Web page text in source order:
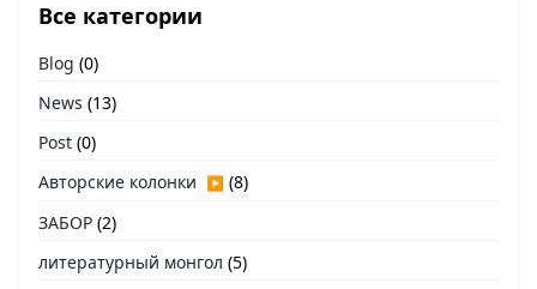
Все категории
Blog (0)
News (13)
Post (0)
Авторские колонки ▶ (8)
ЗАБОР (2)
литературный монгол (5)